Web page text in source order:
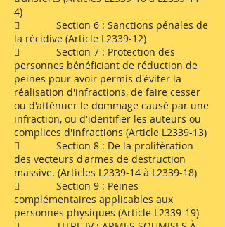
4)
 Section 6 : Sanctions pénales de
la récidive (Article L2339-12)
 Section 7 : Protection des
personnes bénéficiant de réduction de
peines pour avoir permis d'éviter la
réalisation d'infractions, de faire cesser
ou d'atténuer le dommage causé par une
infraction, ou d'identifier les auteurs ou
complices d'infractions (Article L2339-13)
 Section 8 : De la prolifération
des vecteurs d'armes de destruction
massive. (Articles L2339-14 à L2339-18)
 Section 9 : Peines
complémentaires applicables aux
personnes physiques (Article L2339-19)